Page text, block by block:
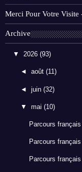
Merci Pour Votre
Archive
▼ 2026 (93)
◄août(11)
◄juin(32)
▼mai(10)
Parcours
Parcours
Parcours